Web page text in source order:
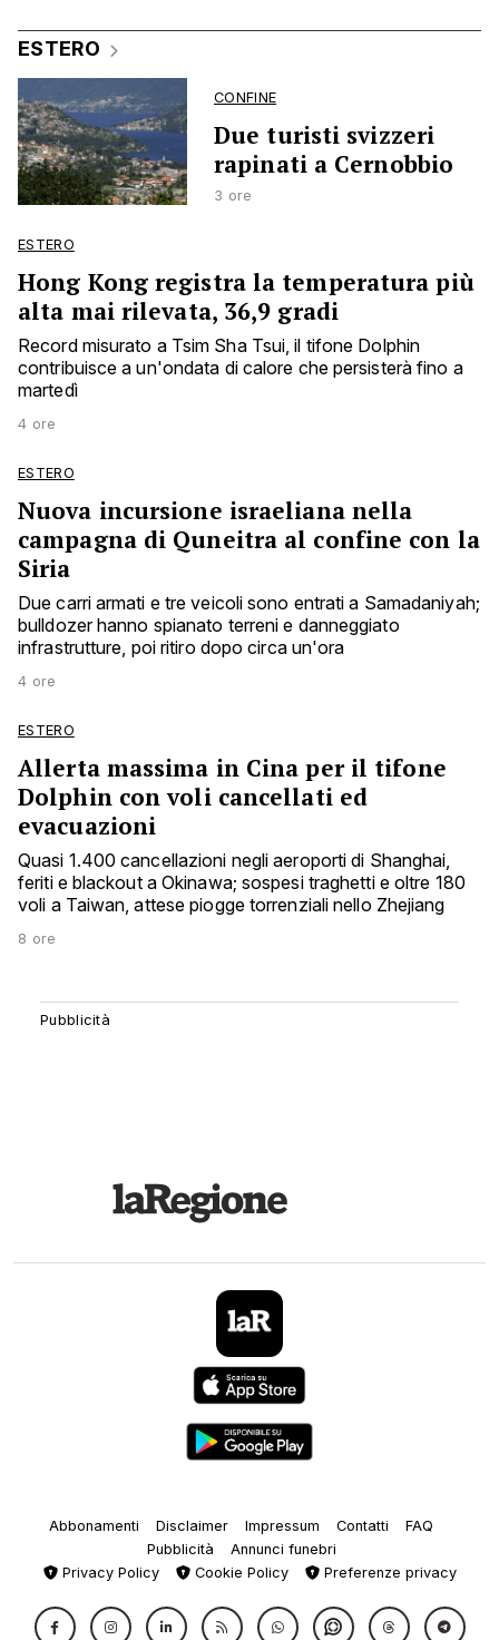
ESTERO
CONFINE
Due turisti svizzeri
rapinati a Cernobbio
3 ore
ESTERO
Hong Kong registra la temperatura più
alta mai rilevata, 36,9 gradi
Record misurato a Tsim Sha Tsui, il tifone Dolphin
contribuisce a un'ondata di calore che persisterà fino a
martedì
4 ore
ESTERO
Nuova incursione israeliana nella
campagna di Quneitra al confine con la
Siria
Due carri armati e tre veicoli sono entrati a Samadaniyah;
bulldozer hanno spianato terreni e danneggiato
infrastrutture, poi ritiro dopo circa un'ora
4 ore
ESTERO
Allerta massima in Cina per il tifone
Dolphin con voli cancellati ed
evacuazioni
Quasi 1.400 cancellazioni negli aeroporti di Shanghai,
feriti e blackout a Okinawa; sospesi traghetti e oltre 180
voli a Taiwan, attese piogge torrenziali nello Zhejiang
8 ore
Abbonamenti Disclaimer Impressum Contatti
FAQ
Pubblicità
Annunci funebri
Privacy Policy
Cookie Policy Preferenze privacy